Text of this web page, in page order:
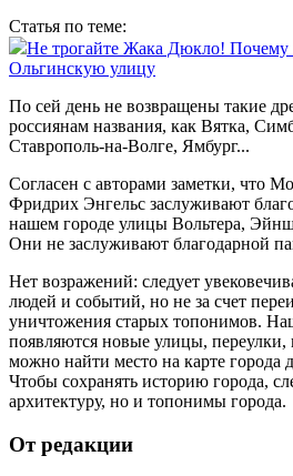
Статья по теме:
Не трогайте Жака Дюкло! Почему
Ольгинскую улицу
По сей день не возвращены такие
россиянам названия, как Вятка,
Ставрополь-на-Волге, Ямбург...
Согласен с авторами заметки, что
Фридрих Энгельс заслуживают
нашем городе улицы Вольтера,
Они не заслуживают благодарной
Нет возражений: следует
людей и событий, но не за счет
уничтожения старых топонимов.
появляются новые улицы,
можно найти место на карте города
Чтобы сохранять историю города,
архитектуру, но и топонимы города.
От редакции